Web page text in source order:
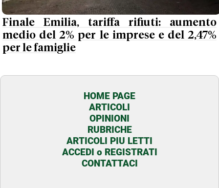
Finale Emilia, tariffa rifiuti: aumento
medio del 2% per le imprese e del 2,47%
per le famiglie
HOME PAGE
ARTICOLI
OPINIONI
RUBRICHE
ARTICOLI PIU LETTI
ACCEDI o REGISTRATI
CONTATTACI